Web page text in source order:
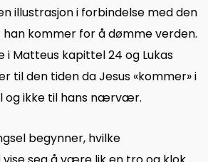
illustrasjon i forbindelse med den
kommer for å dømme verden.
i Matteus kapittel 24 og Lukas
til den tiden da Jesus «kommer» i
og ikke til hans nærvær.
begynner, hvilke